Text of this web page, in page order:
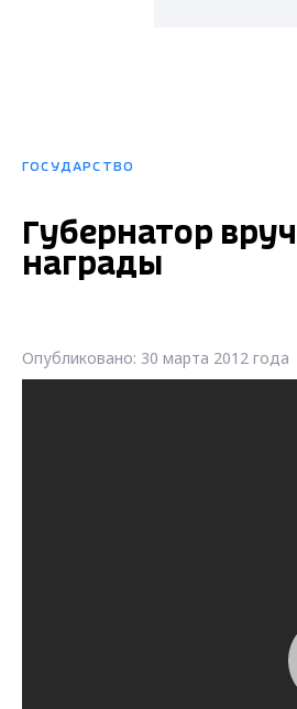
ГОСУДАРСТВО
Губернатор
награды
Опубликовано: 30 марта 2012 года